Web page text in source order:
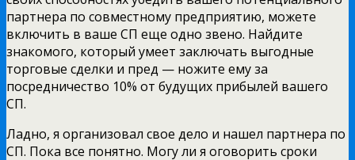
партнера по совместному предприятию, можете
включить в ваше СП еще одно звено. Найдите
знакомого, который умеет заключать выгодные
торговые сделки и пред — ножите ему за
посредничество 10% от будущих прибылей вашего
СП.
Ладно, я организовал свое дело и нашел партнера по
СП. Пока все понятно. Могу ли я оговорить сроки